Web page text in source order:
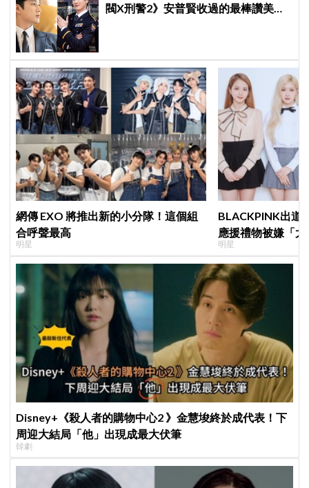
閥X刑警2》安普賢收過的最棒讚美，
網傳 EXO 將推出新的小分隊！這個組
合呼聲最高
明星
BLACKPINK出道
應援禮物被嫌「
群嘲
明星
Disney+《殺人者的購物中心2 》金慧埈終於成代表！下
周迎大結局「他」出現成最大伏筆
韓劇